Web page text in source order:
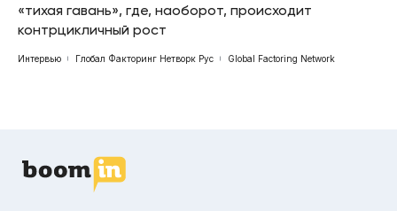
«тихая гавань», где, наоборот, происходит
контрцикличный рост
Интервью Глобал Факторинг Нетворк Рус Global Factoring Network